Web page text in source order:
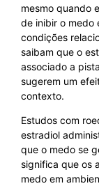
mesmo quando
de inibir o medo
condições
saibam que o
associado a
sugerem um
contexto.
Estudos com
estradiol
que o medo se
significa que os
medo em